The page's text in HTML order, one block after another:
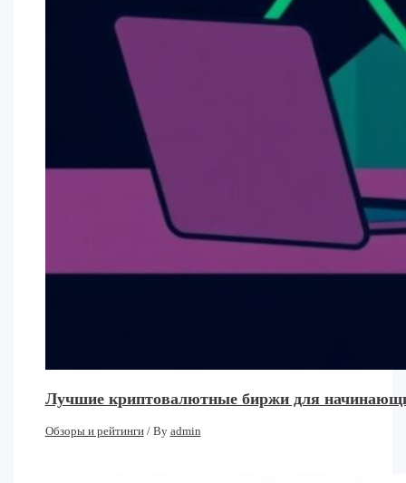
Лучшие криптовалютные биржи для
Обзоры и рейтинги/ By admin